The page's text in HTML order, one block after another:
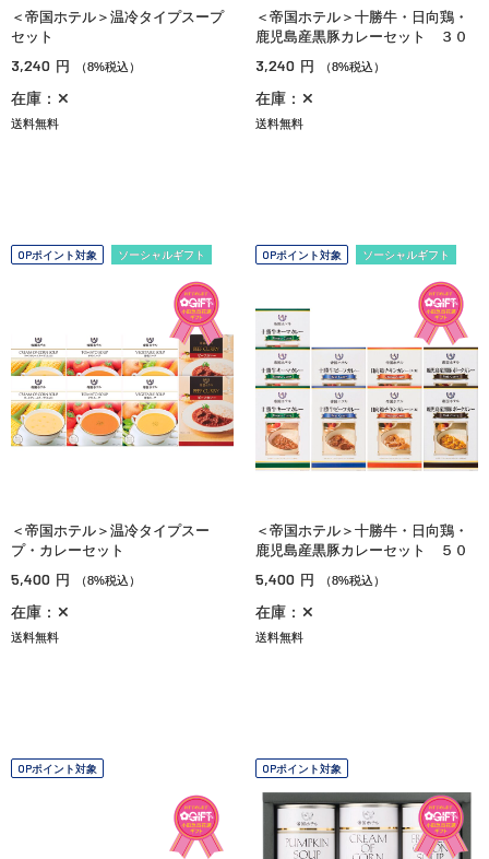
＜帝国ホテル＞温冷タイプスープ
セット
3,240 円 （8%税込）
在庫：✕
送料無料
＜帝国ホテル＞十勝牛・日向鶏・
鹿児島産黒豚カレーセット ３０
3,240 円 （8%税込）
在庫：✕
送料無料
OPポイント対象 ソーシャルギフト
＜帝国ホテル＞温冷タイプスー
プ・カレーセット
5,400 円 （8%税込）
在庫：✕
送料無料
OPポイント対象 ソーシャルギフト
＜帝国ホテル＞十勝牛・日向鶏・
鹿児島産黒豚カレーセット ５０
5,400 円 （8%税込）
在庫：✕
送料無料
OPポイント対象 OPポイント対象